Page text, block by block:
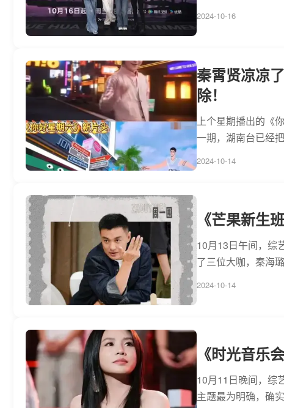
2024-10-16
秦霄贤凉凉
除！
上个星期播出的《
一期，湖南台已经
2024-10-14
《芒果新生
10月13日午间，综
了三位大咖，秦海
2024-10-14
《时光音乐
10月11日晚间，综
主题最为明确，确